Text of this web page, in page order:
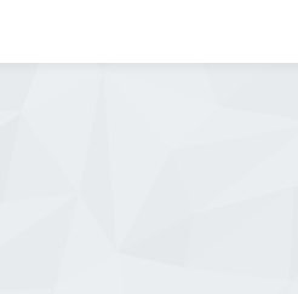
Messenger
X Bluesky
TumblrPinterest